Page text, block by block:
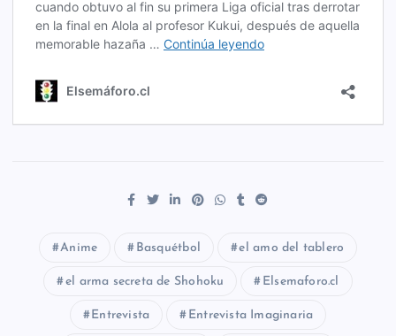
Anime Basquétbol el amo del tablero
el arma secreta de Shohoku Elsemaforo.cl
Entrevista Entrevista Imaginaria